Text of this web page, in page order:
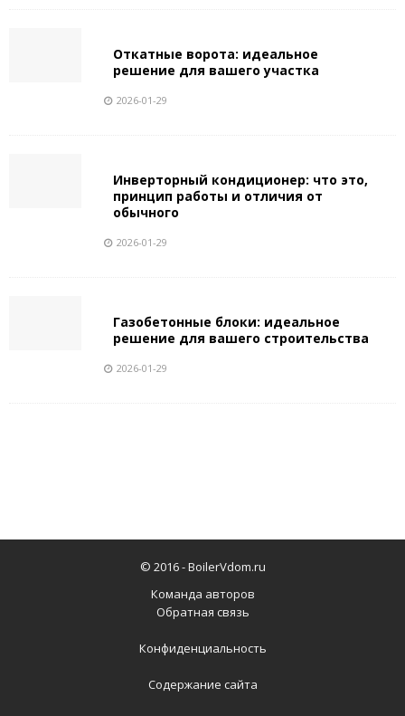
Откатные ворота: идеальное
решение для вашего участка
2026-01-29
Инверторный кондиционер: что это,
принцип работы и отличия от
обычного
2026-01-29
Газобетонные блоки: идеальное
решение для вашего строительства
2026-01-29
© 2016 -BoilerVdom.ru
Команда авторов
Обратная связь
Конфиденциальность
Содержание сайта